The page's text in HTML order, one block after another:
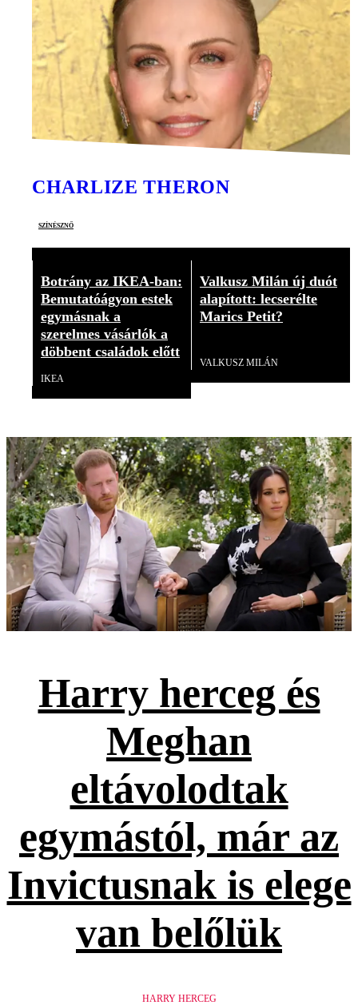
CHARLIZE THERON
színésznő
Botrány az IKEA-ban:
Bemutatóágyon estek
egymásnak a
szerelmes vásárlók a
döbbent családok előtt
IKEA
Valkusz Milán új duót
alapított: lecserélte
Marics Petit?
VALKUSZ MILÁN
Harry herceg és
Meghan
eltávolodtak
egymástól, már az
Invictusnak is elege
van belőlük
HARRY HERCEG